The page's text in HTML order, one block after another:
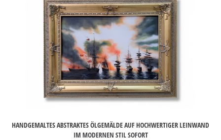
HANDGEMALTES ABSTRAKTES ÖLGEMÄLDE AUF HOCHWERTIGER LEINWAND
IM MODERNEN STIL SOFORT